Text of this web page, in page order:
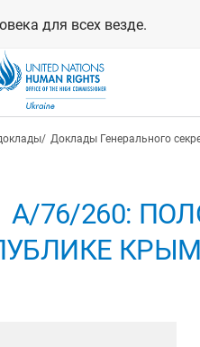
для всех везде.
Доклады Генерального
A/76/260:
КРЫМ